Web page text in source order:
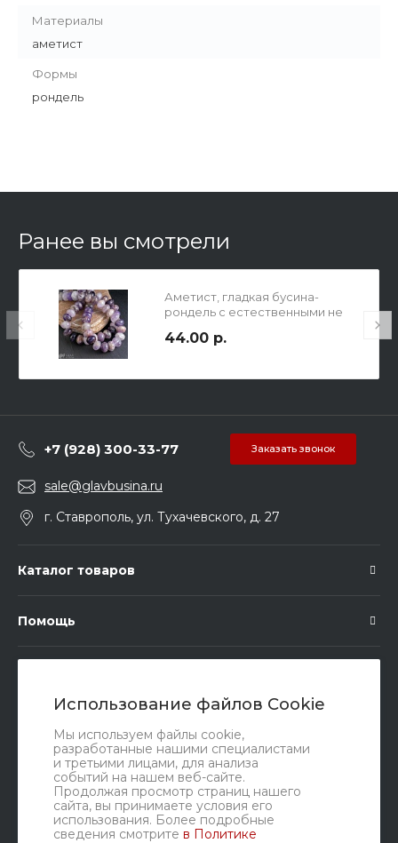
Использование файлов Cookie
Мы используем файлы cookie,
разработанные нашими специалистами
и третьими лицами, для анализа
событий на нашем веб-сайте.
Продолжая просмотр страниц нашего
сайта, вы принимаете условия его
использования. Более подробные
сведения смотрите в Политике
Материалы
аметист
Формы
рондель
Ранее вы смотрели
Аметист, гладкая бусина-
рондель с естественными не
1мм.
44.00 р.
+7 (928) 300-33-77 Заказать звонок
sale@glavbusina.ru
г. Ставрополь, ул. Тухачевского, д. 27
Каталог товаров
Помощь